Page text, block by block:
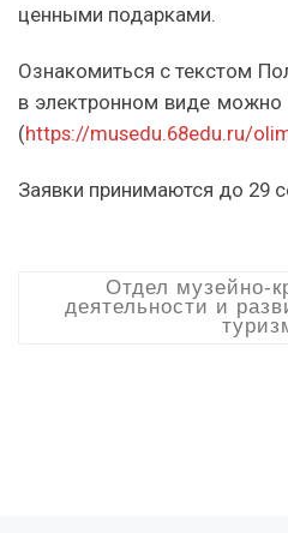
ценными подарками.
Ознакомиться с текстом
в электронном виде
(https://musedu.68edu.ru/
Заявки принимаются до 29
Отдел музейно-
деятельности и